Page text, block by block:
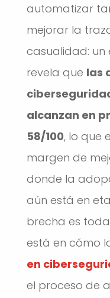
automatizar
mejorar la
casualidad: un
revela que las
alcanzan en
58/100, lo que
margen de
donde la
aún está en
brecha es
está en cómo
en
el proceso de